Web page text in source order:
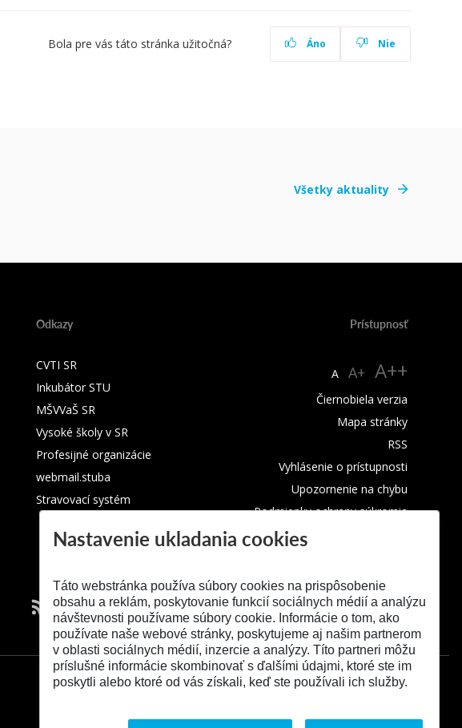
Bola pre vás táto stránka užitočná? Áno Nie
Všetky aktuality
Odkazy
CVTI SR
Inkubátor STU
MŠVVaŠ SR
Vysoké školy v SR
Profesijné organizácie
webmail.stuba
Stravovací systém
Prístupnosť
A A+ A++
Čiernobiela verzia
Mapa stránky
RSS
Vyhlásenie o prístupnosti
Upozornenie na chybu
Podmienky ochrany súkromia
Nastavenie ukladania cookies
Táto webstránka používa súbory cookies na prispôsobenie
obsahu a reklám, poskytovanie funkcií sociálnych médií a analýzu
návštevnosti používame súbory cookie. Informácie o tom, ako
používate naše webové stránky, poskytujeme aj našim partnerom
v oblasti sociálnych médií, inzercie a analýzy. Títo partneri môžu
príslušné informácie skombinovať s ďalšími údajmi, ktoré ste im
poskytli alebo ktoré od vás získali, keď ste používali ich služby.